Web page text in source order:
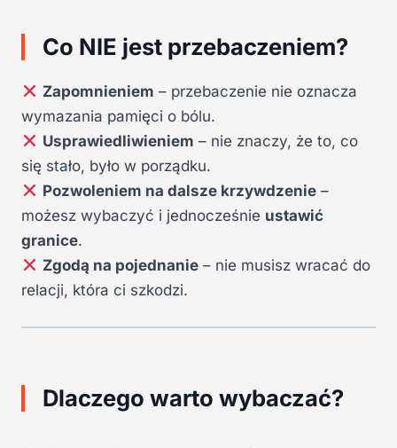
Co NIE jest przebaczeniem?
Zapomnieniem – przebaczenie nie oznacza
wymazania pamięci o bólu.
Usprawiedliwieniem – nie znaczy, że to, co
się stało, było w porządku.
Pozwoleniem na dalsze krzywdzenie –
możesz wybaczyć i jednocześnie ustawić
granice.
Zgodą na pojednanie – nie musisz wracać do
relacji, która ci szkodzi.
Dlaczego warto wybaczać?